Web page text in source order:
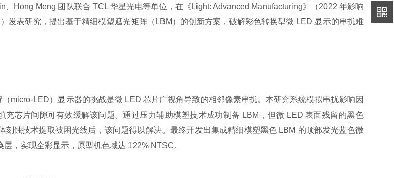
、Hong Meng 团队联合 TCL 华星光电等单位，在《Light: Advanced Manufacturing》（2022 年影响
发表研究，提出基于精细模塑遮光矩阵（LBM）的创新方案，破解彩色转换型微 LED 显示的串扰难
（micro-LED）显示器的挑战是微 LED 芯片广视角导致的相邻像素串扰。本研究系统模拟串扰影响因
充芯片间隙可有效缓解该问题。通过压力辅助模塑技术成功制备 LBM，但微 LED 表面残留的黑色
刻蚀技术提取被困光线后，该问题得以解决。最终开发出集成精细模塑黑色 LBM 的顶部发光蓝色微
，实现全彩显示，原型机色域达 122% NTSC。